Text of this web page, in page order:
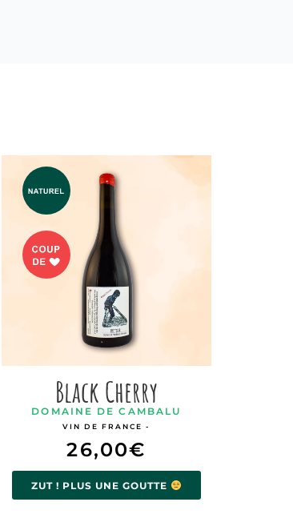
Black Cherry
DOMAINE DE CAMBALU
VIN DE FRANCE -
26,00€
ZUT ! PLUS UNE GOUTTE